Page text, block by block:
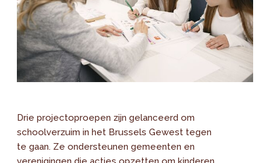
Drie projectoproepen zijn gelanceerd om
schoolverzuim in het Brussels Gewest tegen
te gaan. Ze ondersteunen gemeenten en